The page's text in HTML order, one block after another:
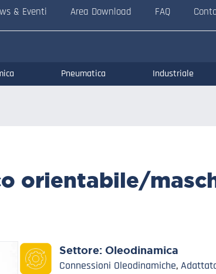
& Eventi Area Download FAQ
Pneumatica Industriale
orientabile/
Settore: Oleodinamica
Connessioni Oleodinamiche,